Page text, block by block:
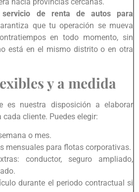
hacia provincias cercanas.
servicio de renta de autos para
que tu operación se mueva
en todo momento, sin
está en el mismo distrito o en otra
y a medida
es nuestra disposición a elaborar
cliente. Puedes elegir:
o mes.
mensuales para flotas corporativas.
conductor, seguro ampliado,
durante el periodo contractual si